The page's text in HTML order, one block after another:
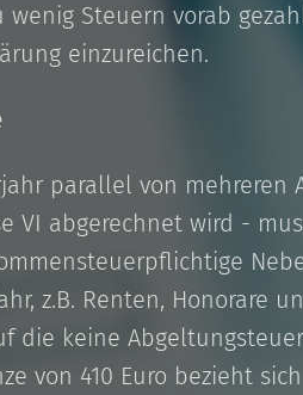
wenig Steuern vorab
einzureichen.
parallel von
VI abgerechnet wird -
z.B. Renten,
die keine
von 410 Euro bezieht